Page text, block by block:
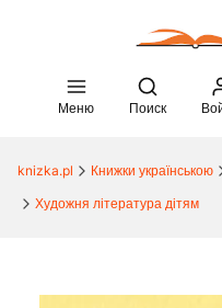
Меню
Open
Поиск
knizka.pl Книжки українською
Художня література дітям